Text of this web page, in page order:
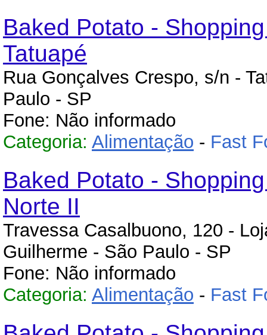
Baked Potato -
Tatuapé
Rua Gonçalves Crespo, s/n -
Paulo - SP
Fone: Não informado
Categoria: Alimentação - Fast
Baked Potato -
Norte II
Travessa Casalbuono, 120 -
Guilherme - São Paulo - SP
Fone: Não informado
Categoria: Alimentação - Fast